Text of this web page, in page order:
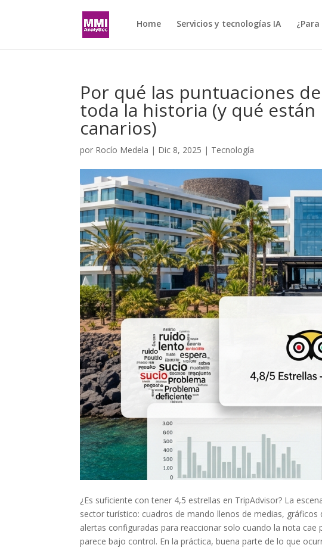
Home Servicios y tecnologías IA
Por qué las puntuaciones
toda la historia (y qué
canarios)
por Rocío Medela | Dic 8, 2025 | Tecnología
¿Es suficiente con tener 4,5 estrellas en TripAdvisor? La
sector turístico: cuadros de mando llenos de medias,
alertas configuradas para reaccionar solo cuando la nota
parece bajo control. En la práctica, buena parte de lo que